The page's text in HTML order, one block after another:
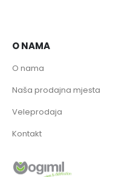
O NAMA
O nama
Naša prodajna mjesta
Veleprodaja
Kontakt